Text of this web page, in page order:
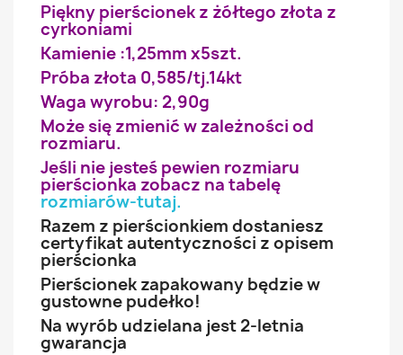
Piękny pierścionek z żółtego złota z
cyrkoniami
Kamienie :1,25mm x5szt.
Próba złota 0,585/tj.14kt
Waga wyrobu: 2,90g
Może się zmienić w zależności od
rozmiaru.
Jeśli nie jesteś pewien rozmiaru
pierścionka zobacz na tabelę
rozmiarów-tutaj.
Razem z pierścionkiem dostaniesz
certyfikat autentyczności z opisem
pierścionka
Pierścionek zapakowany będzie w
gustowne pudełko!
Na wyrób udzielana jest 2-letnia
gwarancja